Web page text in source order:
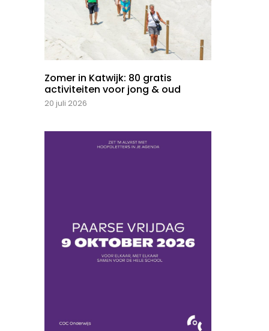
Zomer in Katwijk: 80 gratis
activiteiten voor jong & oud
20 juli 2026